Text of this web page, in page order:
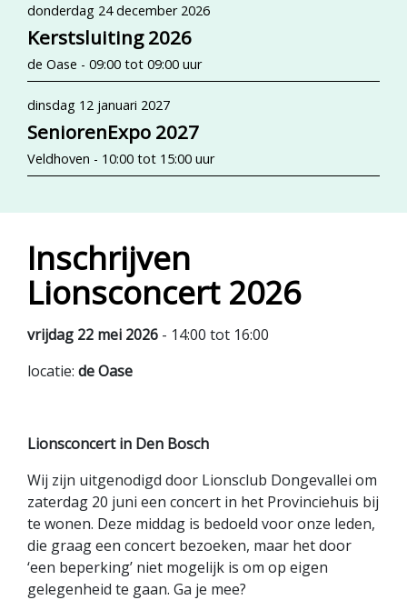
donderdag 24 december 2026
Kerstsluiting 2026
de Oase - 09:00 tot 09:00 uur
dinsdag 12 januari 2027
SeniorenExpo 2027
Veldhoven - 10:00 tot 15:00 uur
Inschrijven
Lionsconcert 2026
vrijdag 22 mei 2026 - 14:00 tot 16:00
locatie: de Oase
Lionsconcert in Den Bosch
Wij zijn uitgenodigd door Lionsclub Dongevallei om
zaterdag 20 juni een concert in het Provinciehuis bij
te wonen. Deze middag is bedoeld voor onze leden,
die graag een concert bezoeken, maar het door
‘een beperking’ niet mogelijk is om op eigen
gelegenheid te gaan. Ga je mee?